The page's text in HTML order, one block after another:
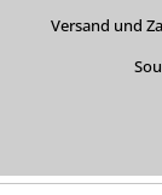
Versand und